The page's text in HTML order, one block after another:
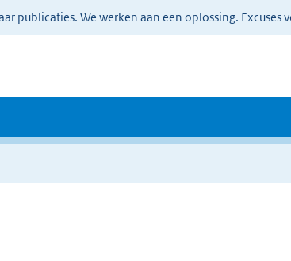
publicaties. We werken aan een oplossing. Excuses